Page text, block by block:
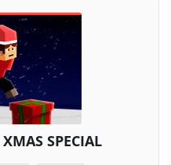
SPECIAL